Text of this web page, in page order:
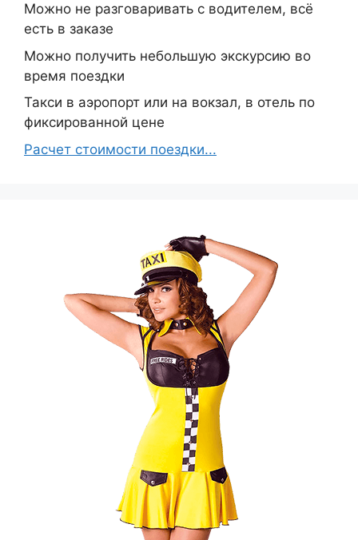
Можно не разговаривать с водителем, всё
есть в заказе
Можно получить небольшую экскурсию во
время поездки
Такси в аэропорт или на вокзал, в отель по
фиксированной цене
Расчет стоимости поездки...